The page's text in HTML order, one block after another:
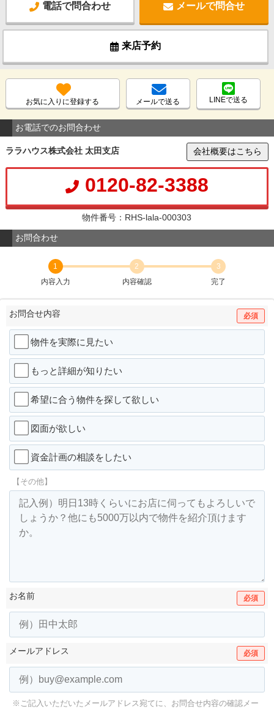
電話で問合わせ メールで問合せ
来店予約
お気に入りに登録する メールで送る LINEで送る
お電話でのお問合わせ
ララハウス株式会社 太田支店 会社概要はこちら
0120-82-3388
物件番号：RHS-lala-000303
お問合わせ
1
内容入力
2
内容確認
3
完了
お問合せ内容 必須
物件を実際に見たい
もっと詳細が知りたい
希望に合う物件を探して欲しい
図面が欲しい
資金計画の相談をしたい
【その他】
お名前 必須
メールアドレス 必須
※ご記入いただいたメールアドレス宛てに、お問合せ内容の確認メー